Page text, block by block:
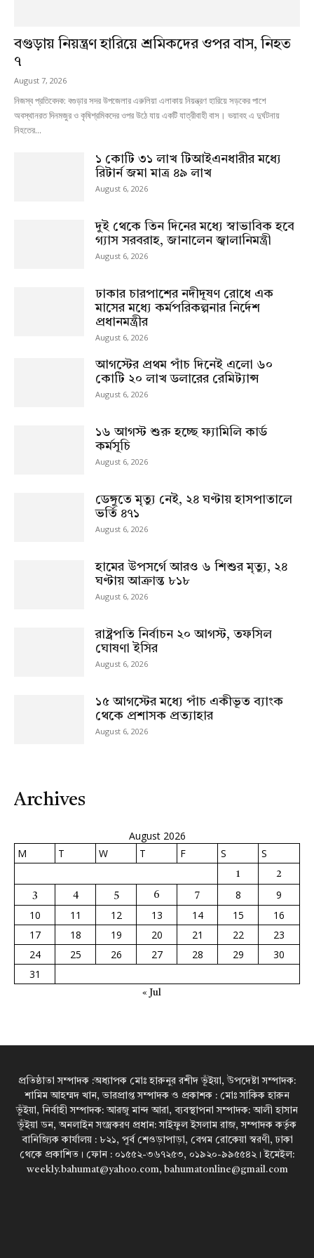
বগুড়ায় নিয়ন্ত্রণ হারিয়ে শ্রমিকদের ওপর বাস, নিহত
৭
August 7, 2026
নিজস্ব প্রতিবেদক: বগুড়ার সদর উপজেলার এরুলিয়া এলাকায় নিয়ন্ত্রণ হারিয়ে সড়কের পাশে
অবস্থানরত দিনমজুর ও কৃষিশ্রমিকদের ওপর উঠে যায় একটি যাত্রীবাহী বাস। ভয়াবহ এ দুর্ঘটনায়
নিহতের...
১ কোটি ৩১ লাখ টিআইএনধারীর মধ্যে
রিটার্ন জমা মাত্র ৪৯ লাখ
August 6, 2026
দুই থেকে তিন দিনের মধ্যে স্বাভাবিক হবে
গ্যাস সরবরাহ, জানালেন জ্বালানিমন্ত্রী
August 6, 2026
ঢাকার চারপাশের নদীদূষণ রোধে এক
মাসের মধ্যে কর্মপরিকল্পনার নির্দেশ
প্রধানমন্ত্রীর
August 6, 2026
আগস্টের প্রথম পাঁচ দিনেই এলো ৬০
কোটি ২০ লাখ ডলারের রেমিট্যান্স
August 6, 2026
১৬ আগস্ট শুরু হচ্ছে ফ্যামিলি কার্ড
কর্মসূচি
August 6, 2026
ডেঙ্গুতে মৃত্যু নেই, ২৪ ঘণ্টায় হাসপাতালে
ভর্তি ৪৭১
August 6, 2026
হামের উপসর্গে আরও ৬ শিশুর মৃত্যু, ২৪
ঘণ্টায় আক্রান্ত ৮১৮
August 6, 2026
রাষ্ট্রপতি নির্বাচন ২০ আগস্ট, তফসিল
ঘোষণা ইসির
August 6, 2026
১৫ আগস্টের মধ্যে পাঁচ একীভূত ব্যাংক
থেকে প্রশাসক প্রত্যাহার
August 6, 2026
Archives
August 2026
M
T W T F S S
1 2
3 4 5 6 7 8
9
10
11 12 13 14 15
16
17
18 19 20 21 22
23
24
25 26 27 28 29
30
31
« Jul
প্রতিষ্ঠাতা সম্পাদক :অধ্যাপক মোঃ হারুনুর রশীদ ভূঁইয়া, উপদেষ্টা সম্পাদক:
শামিম আহম্মদ খান, ভারপ্রাপ্ত সম্পাদক ও প্রকাশক : মোঃ সাকিক হারুন
ভূঁইয়া, নির্বাহী সম্পাদক: আরজু মান্দ আরা, ব্যবস্থাপনা সম্পাদক: আলী হাসান
ভূঁইয়া ডন, অনলাইন সংস্ত্রকরণ প্রধান: সাইফুল ইসলাম রাজ, সম্পাদক কর্তৃক
বানিজ্যিক কার্যালয় : ৮২১, পূর্ব শেওড়াপাড়া, বেগম রোকেয়া স্বরণী, ঢাকা
থেকে প্রকাশিত। ফোন : ০১৫৫২-৩৬৭২৫৩, ০১৯২০-৯৯৫৫৪২। ইমেইল:
weekly.bahumat@yahoo.com, bahumatonline@gmail.com